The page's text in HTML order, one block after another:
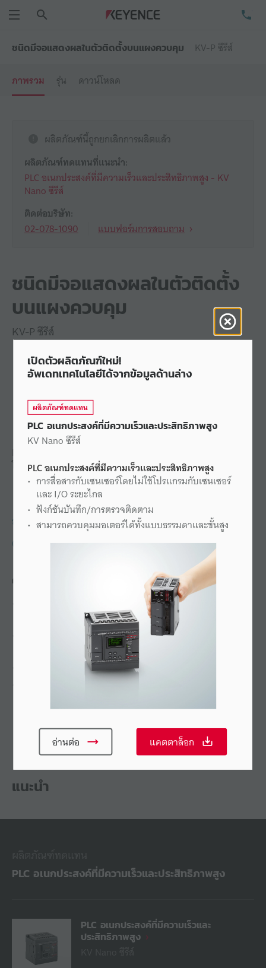
ชนิดมีจอแสดงผลในตัวติดตั้งบนแผงควบคุม
KV-P ซีรีส์
ภาพรวม
รุ่น ดาวน์โหลด
ผลิตภัณฑ์นี้ถูกยกเลิกการผลิตแล้ว
ผลิตภัณฑ์ทดแทนที่แนะนำ:
PLC อเนกประสงค์ที่มีความเร็วและประสิทธิภาพสูง - KV
Nano ซีรีส์
ติดต่อบริษัท:
02-078-1090
แบบฟอร์มการสอบถาม
ชนิดมีจอแสดงผลในตัวติดตั้ง
บนแผงควบคุม
KV-P ซีรีส์
โดยที่ยังคงประสิทธิภาพของฟังก์ชันต่างๆ ของ PLC
สอบถาม KEYENCE
02-078-1090
คุณลักษณะ
จอแสดงผลสามสีที่แสดงสีกลับกันได้และแผงควบคุม
ข้อความ (Message Panel)
รุ่นที่เร็วที่สุดในผลิตภัณฑ์ระดับเดียวกันโดยใช้เวลา
สแกนต่ำสุด 140 µs
ครบถ้วนทุกฟังก์ชันพิเศษสำหรับเพิ่มความสะดวก
มีซอฟต์แวร์ “ฟังก์ชันแก้ไขโปรแกรมแผงควบคุม (Panel
แนะนำ
PLC อเนกประสงค์ที่มีความเร็วและประสิทธิภาพสูง
PLC อเนกประสงค์ที่มีความเร็วและ
ประสิทธิภาพสูง
เปิดตัวผลิตภัณฑ์ใหม่!
อัพเดทเทคโนโลยีได้จากข้อมูลด้านล่าง
ผลิตภัณฑ์ทดแทน
PLC อเนกประสงค์ที่มีความเร็วและประสิทธิภาพสูง
KV Nano ซีรีส์
PLC อเนกประสงค์ที่มีความเร็วและประสิทธิภาพสูง
การสื่อสารกับเซนเซอร์โดยไม่ใช้โปรแกรมกับเซนเซอร์
และ I/O ระยะไกล
ฟังก์ชันบันทึก/การตรวจติดตาม
สามารถควบคุมมอเตอร์ได้ทั้งแบบธรรมดาและขั้นสูง
อ่านต่อ แคตตาล็อก